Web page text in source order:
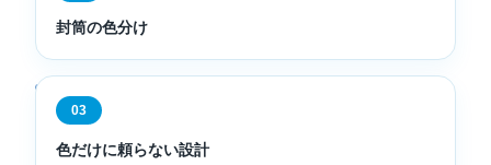
封筒の色分け
03
色だけに頼らない設計